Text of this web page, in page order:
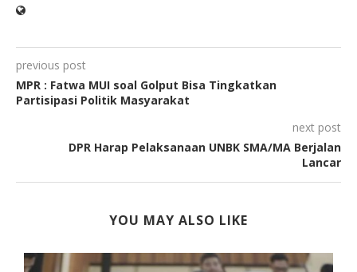
previous post
MPR : Fatwa MUI soal Golput Bisa Tingkatkan
Partisipasi Politik Masyarakat
next post
DPR Harap Pelaksanaan UNBK SMA/MA Berjalan
Lancar
YOU MAY ALSO LIKE